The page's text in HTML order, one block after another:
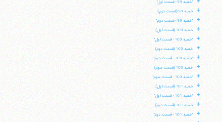
"خطبه 99 - قسمت اول"
+ خطبه 99 (قسمت دوم)
+ "خطبه 99 - قسمت دوم"
+ خطبه 100 (قسمت اول)
+ "خطبه 100 - قسمت اول"
+ خطبه 100 (قسمت دوم)
+ "خطبه 100 - قسمت دوم"
+ خطبه 100 (قسمت سوم)
+ "خطبه 100 - قسمت سوم"
+ خطبه 101 (قسمت اول)
+ "خطبه 101 - قسمت اول"
+ خطبه 101 (قسمت دوم)
+ "خطبه 101 - قسمت دوم"